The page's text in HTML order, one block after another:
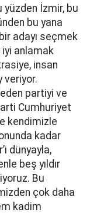
İzmir, bu
bu yana
adayı seçmek
anlamak
insan
veriyor.
partiyi ve
Cumhuriyet
kendimizle
kadar
dünyayla,
beş yıldır
Bu
çok daha
kadim